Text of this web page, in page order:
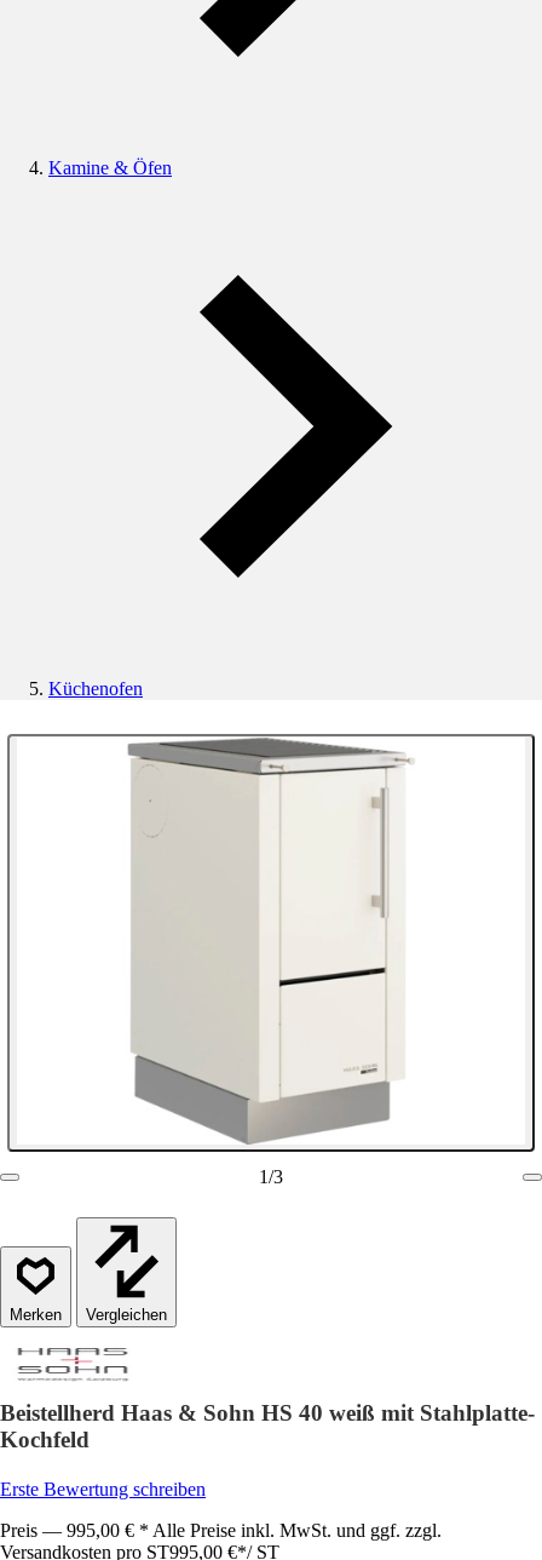
Kamine & Öfen
Küchenofen
1/3
Vergleichen
Beistellherd Haas & Sohn HS 40 weiß mit Stahlplatte-
Kochfeld
Erste Bewertung schreiben
Preis — 995,00 € * Alle Preise inkl. MwSt. und ggf. zzgl.
Versandkosten pro ST995,00 €*/ ST